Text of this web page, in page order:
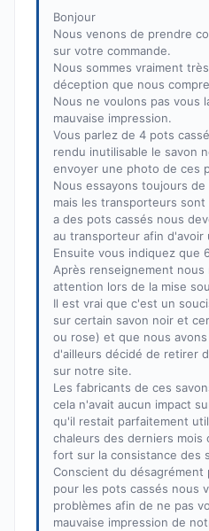
Bonjour
Nous venons de prendre
sur votre commande.
Nous sommes vraiment
déception que nous
Nous ne voulons pas vous
mauvaise impression.
Vous parlez de 4 pots
rendu inutilisable le savon
envoyer une photo de ces
Nous essayons toujours
mais les transporteurs
a des pots cassés nous
au transporteur afin d'avoir
Ensuite vous indiquez que
Après renseignement nous
attention lors de la mise
Il est vrai que c'est un
sur certain savon noir et
ou rose) et que nous
d'ailleurs décidé de retirer
sur notre site.
Les fabricants de ces
cela n'avait aucun impact
qu'il restait parfaitement
chaleurs des derniers mois
fort sur la consistance des
Conscient du
pour les pots cassés nous
problèmes afin de ne pas
mauvaise impression de